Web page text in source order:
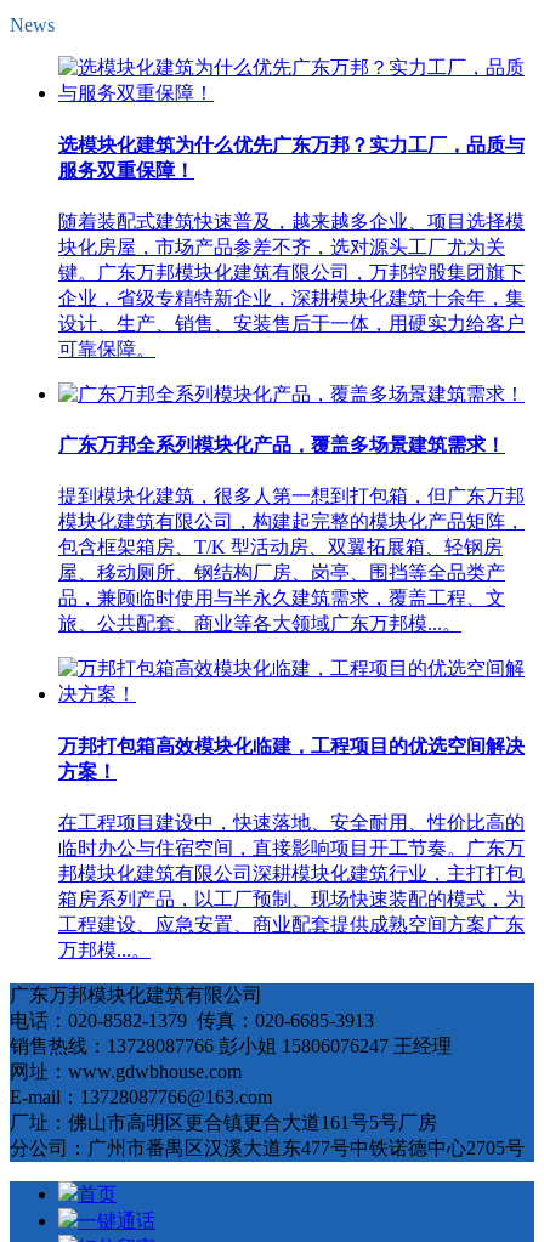
News
选模块化建筑为什么优先广东万邦？实力工厂，品质与
服务双重保障！
随着装配式建筑快速普及，越来越多企业、项目选择模
块化房屋，市场产品参差不齐，选对源头工厂尤为关
键。广东万邦模块化建筑有限公司，万邦控股集团旗下
企业，省级专精特新企业，深耕模块化建筑十余年，集
设计、生产、销售、安装售后于一体，用硬实力给客户
可靠保障。
广东万邦全系列模块化产品，覆盖多场景建筑需求！
提到模块化建筑，很多人第一想到打包箱，但广东万邦
模块化建筑有限公司，构建起完整的模块化产品矩阵，
包含框架箱房、T/K 型活动房、双翼拓展箱、轻钢房
屋、移动厕所、钢结构厂房、岗亭、围挡等全品类产
品，兼顾临时使用与半永久建筑需求，覆盖工程、文
旅、公共配套、商业等各大领域广东万邦模...。
万邦打包箱高效模块化临建，工程项目的优选空间解决
方案！
在工程项目建设中，快速落地、安全耐用、性价比高的
临时办公与住宿空间，直接影响项目开工节奏。广东万
邦模块化建筑有限公司深耕模块化建筑行业，主打打包
箱房系列产品，以工厂预制、现场快速装配的模式，为
工程建设、应急安置、商业配套提供成熟空间方案广东
万邦模...。
广东万邦模块化建筑有限公司
电话：020-8582-1379 传真：020-6685-3913
销售热线：13728087766 彭小姐 15806076247 王经理
网址：www.gdwbhouse.com
E-mail：13728087766@163.com
厂址：佛山市高明区更合镇更合大道161号5号厂房
分公司：广州市番禺区汉溪大道东477号中铁诺德中心2705号
首页
一键通话